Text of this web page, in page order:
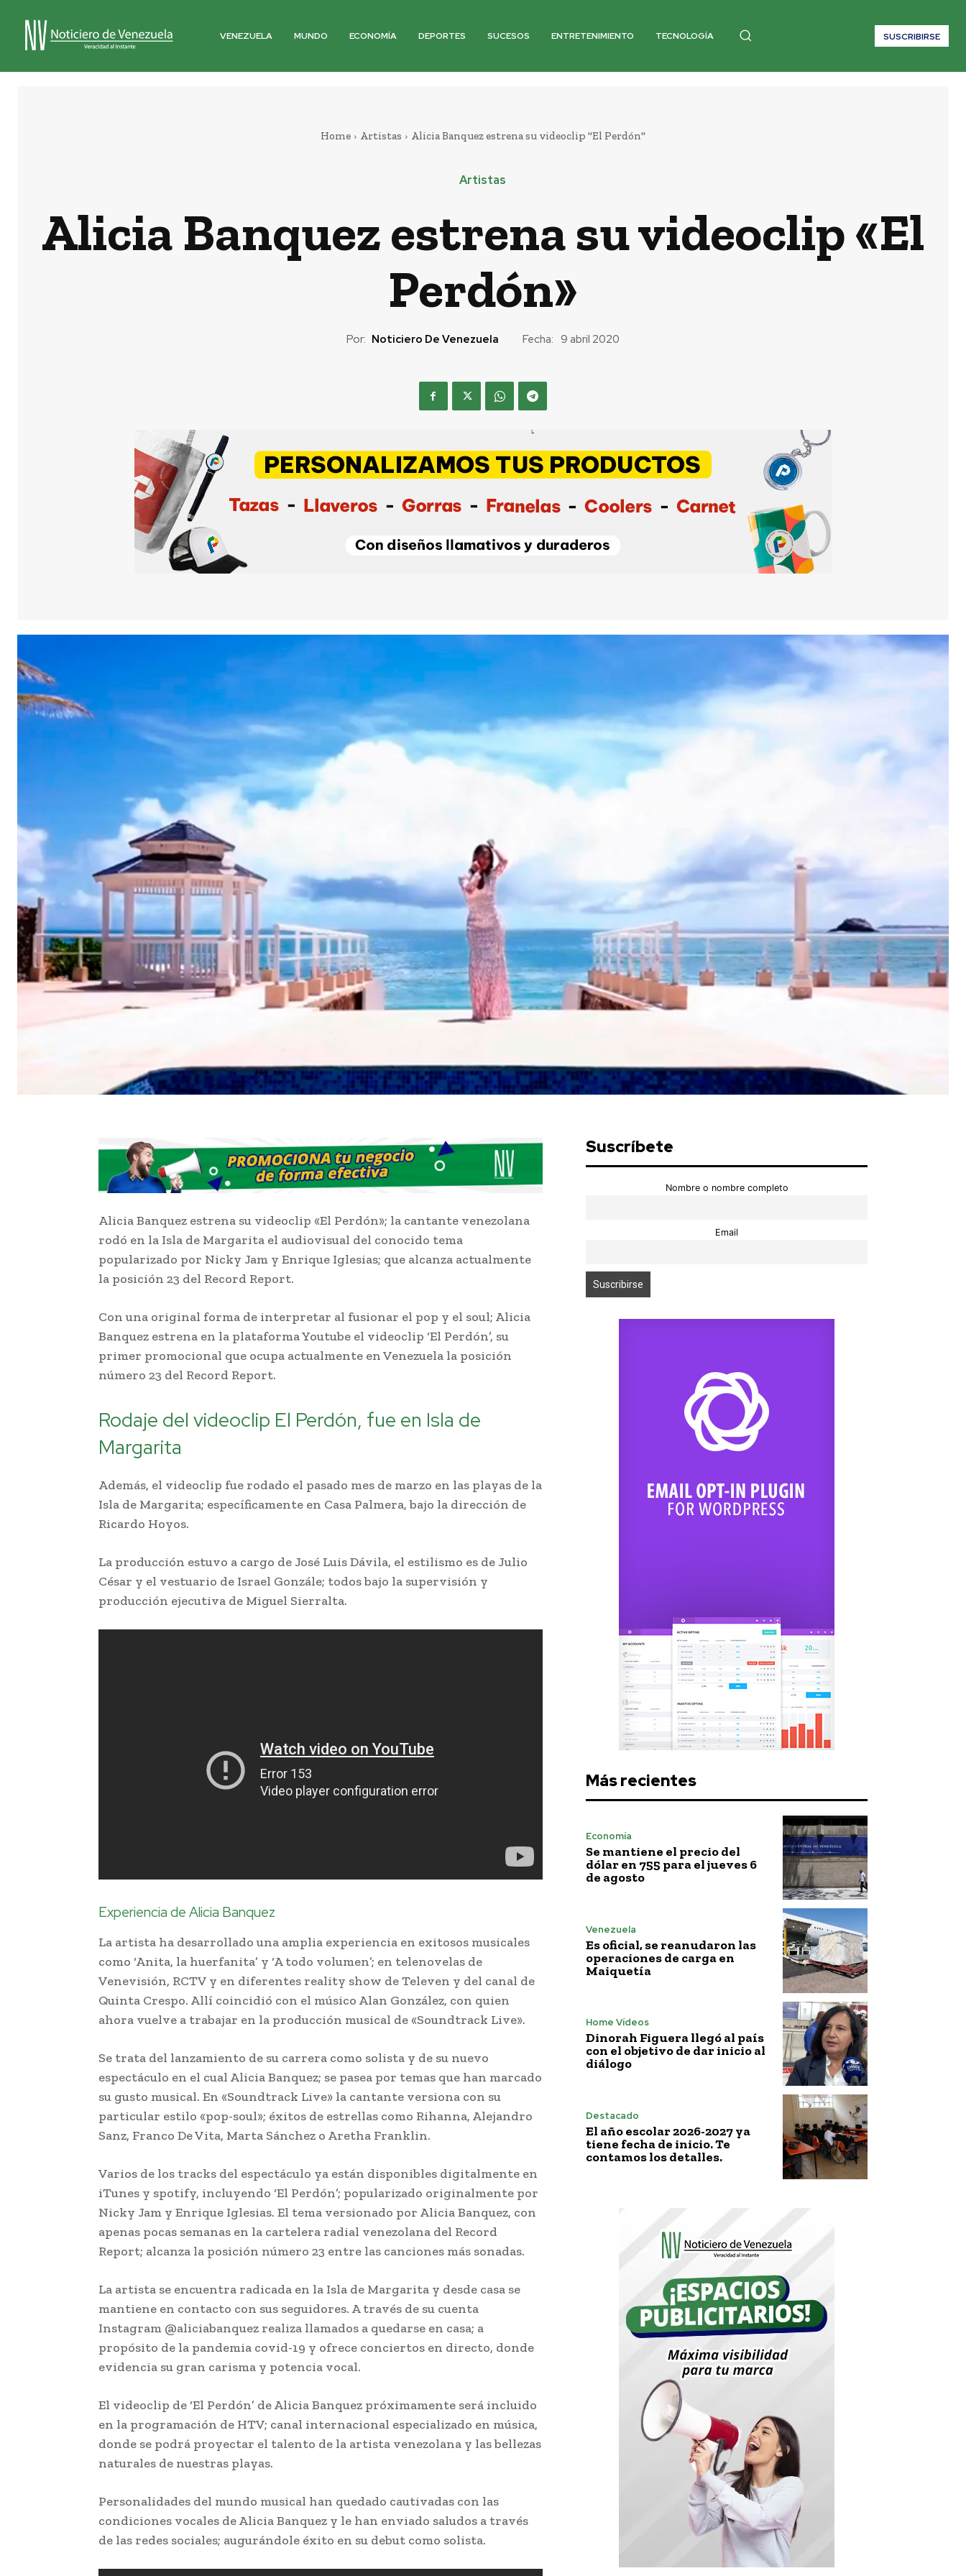
VENEZUELA MUNDO ECONOMÍA DEPORTES SUCESOS ENTRETENIMIENTO TECNOLOGÍA SUSCRIBIRSE
Home Artistas Alicia Banquez estrena su videoclip "El Perdón"
Artistas
Alicia Banquez estrena su videoclip «El
Perdón»
Por: Noticiero De Venezuela Fecha: 9 abril 2020
Alicia Banquez estrena su videoclip «El Perdón»; la cantante venezolana
rodó en la Isla de Margarita el audiovisual del conocido tema
popularizado por Nicky Jam y Enrique Iglesias; que alcanza actualmente
la posición 23 del Record Report.
Con una original forma de interpretar al fusionar el pop y el soul; Alicia
Banquez estrena en la plataforma Youtube el videoclip ‘El Perdón’, su
primer promocional que ocupa actualmente en Venezuela la posición
número 23 del Record Report.
Rodaje del videoclip El Perdón, fue en Isla de
Margarita
Además, el videoclip fue rodado el pasado mes de marzo en las playas de la
Isla de Margarita; específicamente en Casa Palmera, bajo la dirección de
Ricardo Hoyos.
La producción estuvo a cargo de José Luis Dávila, el estilismo es de Julio
César y el vestuario de Israel Gonzále; todos bajo la supervisión y
producción ejecutiva de Miguel Sierralta.
Experiencia de Alicia Banquez
La artista ha desarrollado una amplia experiencia en exitosos musicales
como ‘Anita, la huerfanita’ y ‘A todo volumen’; en telenovelas de
Venevisión, RCTV y en diferentes reality show de Televen y del canal de
Quinta Crespo. Allí coincidió con el músico Alan González, con quien
ahora vuelve a trabajar en la producción musical de «Soundtrack Live».
Se trata del lanzamiento de su carrera como solista y de su nuevo
espectáculo en el cual Alicia Banquez; se pasea por temas que han marcado
su gusto musical. En «Soundtrack Live» la cantante versiona con su
particular estilo «pop-soul»; éxitos de estrellas como Rihanna, Alejandro
Sanz, Franco De Vita, Marta Sánchez o Aretha Franklin.
Varios de los tracks del espectáculo ya están disponibles digitalmente en
iTunes y spotify, incluyendo ‘El Perdón’; popularizado originalmente por
Nicky Jam y Enrique Iglesias. El tema versionado por Alicia Banquez, con
apenas pocas semanas en la cartelera radial venezolana del Record
Report; alcanza la posición número 23 entre las canciones más sonadas.
La artista se encuentra radicada en la Isla de Margarita y desde casa se
mantiene en contacto con sus seguidores. A través de su cuenta
Instagram @aliciabanquez realiza llamados a quedarse en casa; a
propósito de la pandemia covid-19 y ofrece conciertos en directo, donde
evidencia su gran carisma y potencia vocal.
El videoclip de ‘El Perdón’ de Alicia Banquez próximamente será incluido
en la programación de HTV; canal internacional especializado en música,
donde se podrá proyectar el talento de la artista venezolana y las bellezas
naturales de nuestras playas.
Personalidades del mundo musical han quedado cautivadas con las
condiciones vocales de Alicia Banquez y le han enviado saludos a través
de las redes sociales; augurándole éxito en su debut como solista.
Suscríbete
Nombre o nombre completo
Email
Más recientes
Economía
Se mantiene el precio del
dólar en 755 para el jueves 6
de agosto
Venezuela
Es oficial, se reanudaron las
operaciones de carga en
Maiquetía
Home Vídeos
Dinorah Figuera llegó al país
con el objetivo de dar inicio al
diálogo
Destacado
El año escolar 2026-2027 ya
tiene fecha de inicio. Te
contamos los detalles.